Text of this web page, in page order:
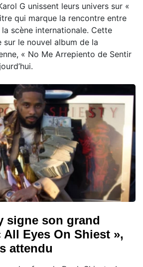
G unissent leurs univers sur «
qui marque la rencontre entre
scène internationale. Cette
le nouvel album de la
« No Me Arrepiento de Sentir
signe son grand
All Eyes On Shiest »,
attendu